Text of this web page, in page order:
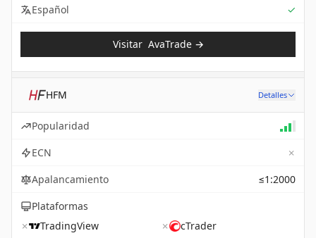
Español
✓
Visitar AvaTrade→
HFM Detalles
Popularidad
ECN
✗
Apalancamiento
≤1:2000
Plataformas
✗
TradingView ✗
cTrader